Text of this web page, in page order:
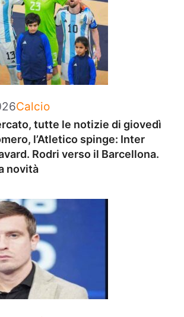
Categorie
Calcio
tutte le notizie di giovedì
l’Atletico spinge: Inter
Rodri verso il Barcellona.
novità